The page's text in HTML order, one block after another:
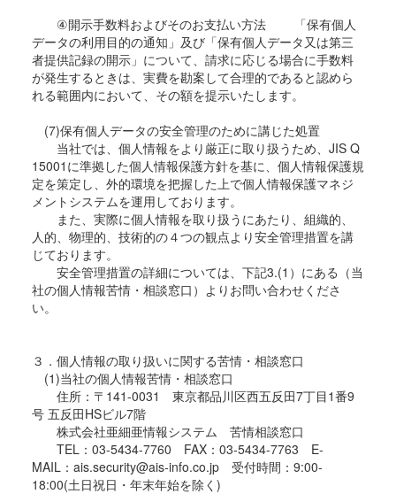
④開示手数料およびそのお支払い方法 「保有個人
データの利用目的の通知」及び「保有個人データ又は第三
者提供記録の開示」について、請求に応じる場合に手数料
が発生するときは、実費を勘案して合理的であると認めら
れる範囲内において、その額を提示いたします。
(7)保有個人データの安全管理のために講じた処置
当社では、個人情報をより厳正に取り扱うため、JIS Q
15001に準拠した個人情報保護方針を基に、個人情報保護規
定を策定し、外的環境を把握した上で個人情報保護マネジ
メントシステムを運用しております。
また、実際に個人情報を取り扱うにあたり、組織的、
人的、物理的、技術的の４つの観点より安全管理措置を講
じております。
安全管理措置の詳細については、下記3.(1）にある（当
社の個人情報苦情・相談窓口）よりお問い合わせくださ
い。
３．個人情報の取り扱いに関する苦情・相談窓口
(1)当社の個人情報苦情・相談窓口
住所：〒141-0031 東京都品川区西五反田7丁目1番9
号 五反田HSビル7階
株式会社亜細亜情報システム 苦情相談窓口
TEL：03-5434-7760 FAX：03-5434-7763 E-
MAIL：ais.security@ais-info.co.jp 受付時間：9:00-
18:00(土日祝日・年末年始を除く)